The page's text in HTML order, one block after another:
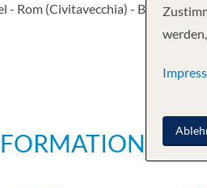
- Rom (Civitavecchia) - Barcelona,